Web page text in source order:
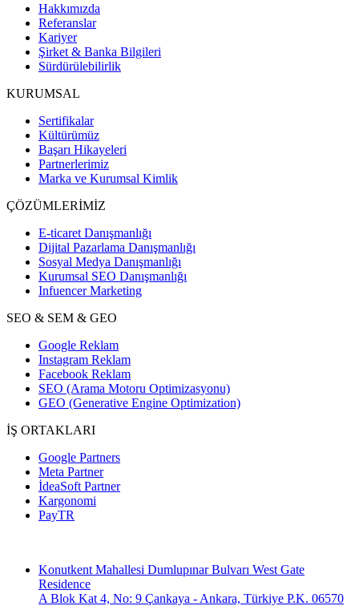
Hakkımızda
Referanslar
Kariyer
Şirket & Banka Bilgileri
Sürdürülebilirlik
KURUMSAL
Sertifikalar
Kültürümüz
Başarı Hikayeleri
Partnerlerimiz
Marka ve Kurumsal Kimlik
ÇÖZÜMLERİMİZ
E-ticaret Danışmanlığı
Dijital Pazarlama Danışmanlığı
Sosyal Medya Danışmanlığı
Kurumsal SEO Danışmanlığı
Infuencer Marketing
SEO & SEM & GEO
Google Reklam
Instagram Reklam
Facebook Reklam
SEO (Arama Motoru Optimizasyonu)
GEO (Generative Engine Optimization)
İŞ ORTAKLARI
Google Partners
Meta Partner
İdeaSoft Partner
Kargonomi
PayTR
Konutkent Mahallesi Dumlupınar Bulvarı West Gate
Residence
A Blok Kat 4, No: 9 Çankaya - Ankara, Türkiye P.K. 06570